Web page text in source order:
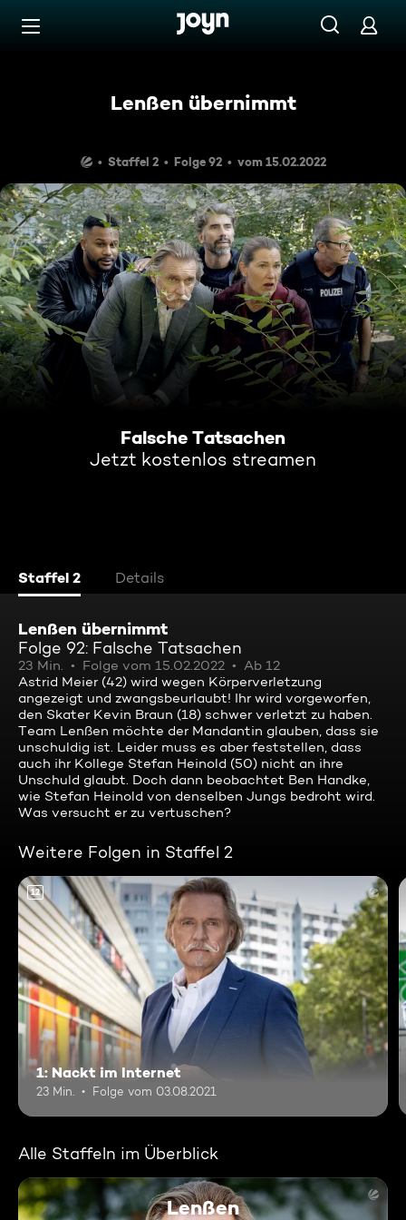
Zum Inhalt springen
Lenßen übernimmt
Staffel 2 Folge 92 vom 15.02.2022
Falsche Tatsachen
Jetzt kostenlos streamen
Staffel 2 Details
Lenßen übernimmt
Folge 92: Falsche Tatsachen
23 Min. Folge vom 15.02.2022
Ab 12
Astrid Meier (42) wird wegen Körperverletzung
angezeigt und zwangsbeurlaubt! Ihr wird vorgeworfen,
den Skater Kevin Braun (18) schwer verletzt zu haben.
Team Lenßen möchte der Mandantin glauben, dass sie
unschuldig ist. Leider muss es aber feststellen, dass
auch ihr Kollege Stefan Heinold (50) nicht an ihre
Unschuld glaubt. Doch dann beobachtet Ben Handke,
wie Stefan Heinold von denselben Jungs bedroht wird.
Was versucht er zu vertuschen?
Weitere Folgen in Staffel 2
12
1: Nackt im Internet
23 Min. Folge vom 03.08.2021
Alle Staffeln im Überblick
Lenßen